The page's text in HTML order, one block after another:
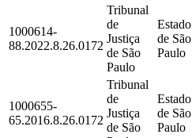
1000614-
88.2022.8.26.0172
Tribunal
de
Justiça
de São
Paulo
Estado
de São
Paulo
1000655-
65.2016.8.26.0172
Tribunal
de
Justiça
de São
Estado
de São
Paulo